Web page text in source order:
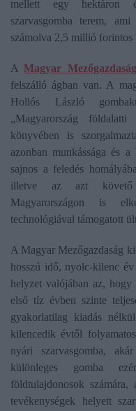
mellett egy hektáron
szarvasgomba terem,
számolva 2,5 millió forintos
A Magyar Mezőgazdaság
felszálló ágban van. A
Hollós László
„Magyarország
könyvében is
azonban munkássága és a
sajnos a feledés
illetve az azt követő
Magyarországon is
technológiával támogatott
A Magyar Mezőgazdaság
hosszú idő, nyolc-kilenc
helyzet valójában az,
első tíz évben szinte
gyakorlatilag kiadás
kilencedik évtől
nyári szarvasgomba,
különleges gomba
földtulajdonosok számára,
tevékenységek helyett